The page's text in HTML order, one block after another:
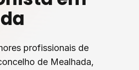
profissionais de
de Mealhada,